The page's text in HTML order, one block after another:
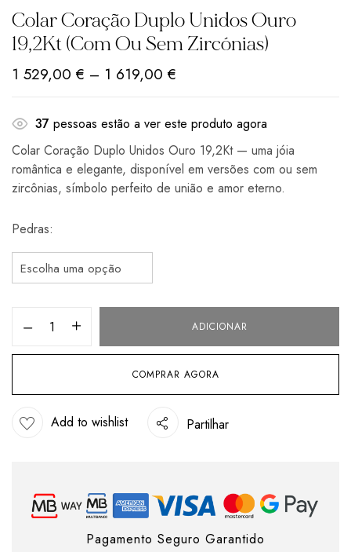
Colar Coração Duplo Unidos Ouro
19,2Kt (com Ou Sem Zircónias)
1 529,00 € – 1 619,00 €
37 pessoas estão a ver este produto agora
Colar Coração Duplo Unidos Ouro 19,2Kt — uma jóia
romântica e elegante, disponível em versões com ou sem
zircônias, símbolo perfeito de união e amor eterno.
Pedras
ADICIONAR
COMPRAR AGORA
Add to wishlist Partilhar
Pagamento Seguro Garantido